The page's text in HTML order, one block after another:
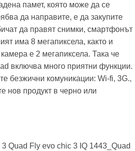
памет, която може да се
да направите, е да закупите
да правят снимки, смартфонът
има 8 мегапиксела, както и
е 2 мегапиксела. Така че
включва много приятни функции.
безжични комуникации: Wi-fi, 3G.,
нов продукт в черно или
Quad Fly evo chic 3 IQ 1443_Quad